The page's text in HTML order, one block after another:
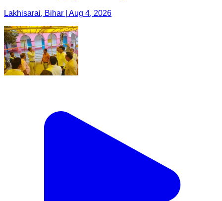
Lakhisarai, Bihar | Aug 4, 2026